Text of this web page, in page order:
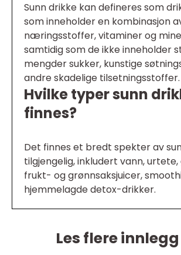
Sunn drikke kan defineres som
som inneholder en kombinasjon
næringsstoffer, vitaminer og
samtidig som de ikke inneholder
mengder sukker, kunstige
andre skadelige tilsetningsstoffer.
Hvilke typer sunn
finnes?
Det finnes et bredt spekter av
tilgjengelig, inkludert vann,
frukt- og grønnsaksjuicer,
hjemmelagde detox-drikker.
Les flere